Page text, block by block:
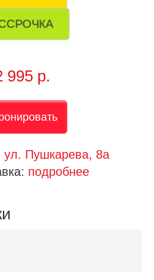
995 р.
ул. Пушкарева, 8a
подробнее